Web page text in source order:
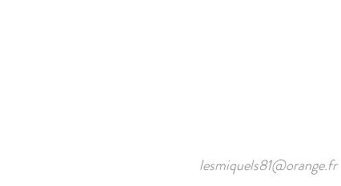
lesmiquels81@orange.fr